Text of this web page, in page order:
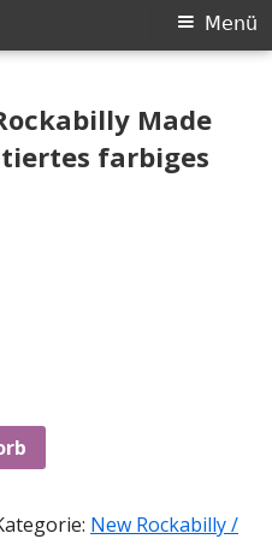
Menü
Made
farbiges
New Rockabilly /